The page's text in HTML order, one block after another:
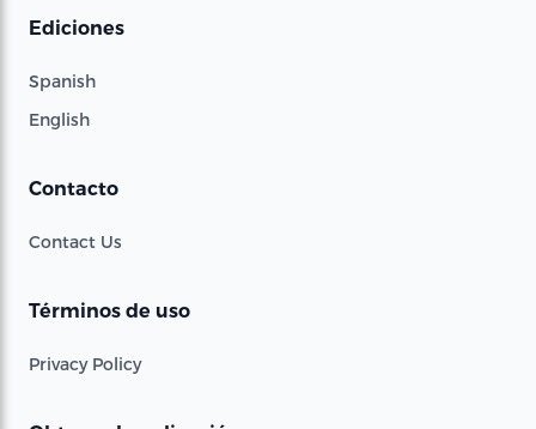
Ediciones
Spanish
English
Contacto
Contact Us
Términos de uso
Privacy Policy